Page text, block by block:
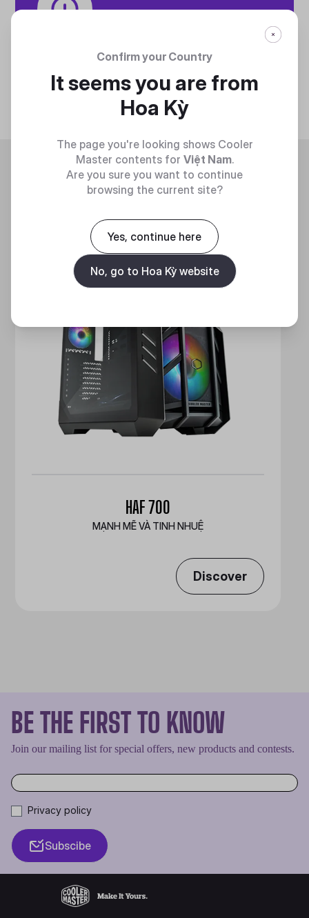
Discover technical info about the product
Discover
HAF 700
MẠNH MẼ VÀ TINH NHUỆ
Discover
BE THE FIRST TO KNOW
Join our mailing list for special offers, new products and contests.
Privacy policy
Subscibe
Confirm your Country
It seems you are from
Hoa Kỳ
The page you're looking shows Cooler
Master contents for Việt Nam.
Are you sure you want to continue
browsing the current site?
Yes, continue here
No, go to Hoa Kỳ website